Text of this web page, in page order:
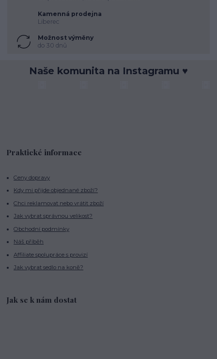
Kamenná prodejna
Liberec
Možnost výměny
do 30 dnů
Naše komunita na Instagramu ♥
Praktické informace
Ceny dopravy
Kdy mi přijde objednané zboží?
Chci reklamovat nebo vrátit zboží
Jak vybrat správnou velikost?
Obchodní podmínky
Náš příběh
Affiliate spolupráce s provizí
Jak vybrat sedlo na koně?
Jak se k nám dostat